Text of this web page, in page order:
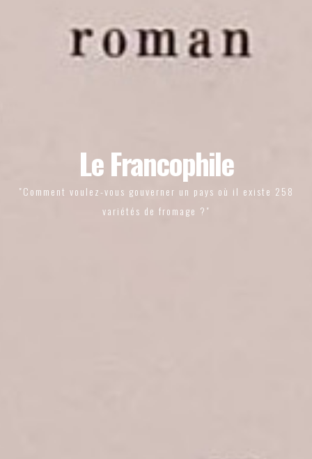
Le Francophile
"Comment voulez-vous gouverner un pays où il existe 258
variétés de fromage ?"